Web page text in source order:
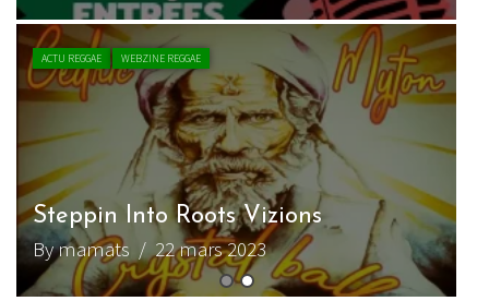
ACTU REGGAE WEBZINE REGGAE
Steppin Into Roots Vizions
By mamats / 22 mars 2023